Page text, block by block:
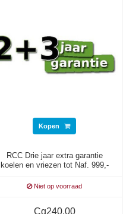
Kopen
RCC Drie jaar extra garantie
koelen en vriezen tot Naf. 999,-
Niet op voorraad
Cg240.00